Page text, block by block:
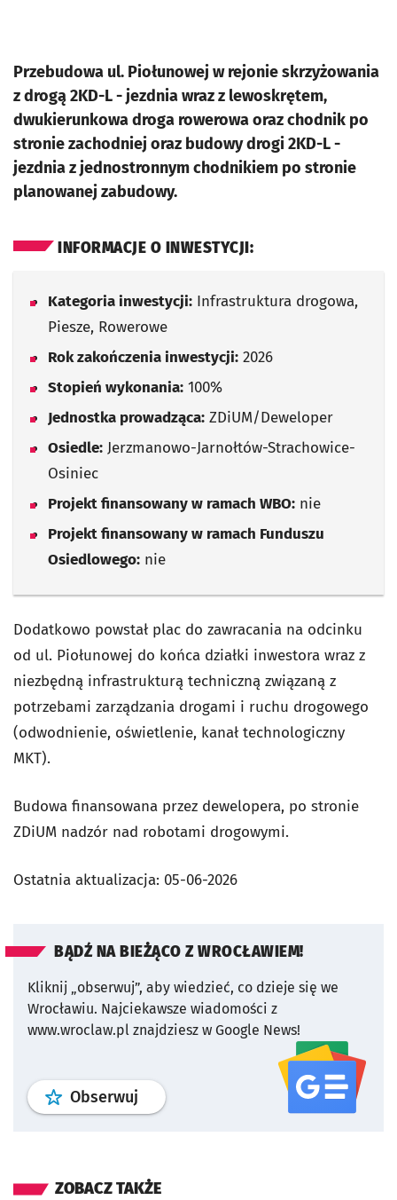
Przebudowa ul. Piołunowej w rejonie skrzyżowania
z drogą 2KD-L - jezdnia wraz z lewoskrętem,
dwukierunkowa droga rowerowa oraz chodnik po
stronie zachodniej oraz budowy drogi 2KD-L -
jezdnia z jednostronnym chodnikiem po stronie
planowanej zabudowy.
INFORMACJE O INWESTYCJI:
Kategoria inwestycji: Infrastruktura drogowa,
Piesze, Rowerowe
Rok zakończenia inwestycji: 2026
Stopień wykonania: 100%
Jednostka prowadząca: ZDiUM/Deweloper
Osiedle: Jerzmanowo-Jarnołtów-Strachowice-
Osiniec
Projekt finansowany w ramach WBO: nie
Projekt finansowany w ramach Funduszu
Osiedlowego: nie
Dodatkowo powstał plac do zawracania na odcinku
od ul. Piołunowej do końca działki inwestora wraz z
niezbędną infrastrukturą techniczną związaną z
potrzebami zarządzania drogami i ruchu drogowego
(odwodnienie, oświetlenie, kanał technologiczny
MKT).
Budowa finansowana przez dewelopera, po stronie
ZDiUM nadzór nad robotami drogowymi.
Ostatnia aktualizacja: 05-06-2026
BĄDŹ NA BIEŻĄCO Z WROCŁAWIEM!
Kliknij „obserwuj”, aby wiedzieć, co dzieje się we
Wrocławiu. Najciekawsze wiadomości z
www.wroclaw.pl znajdziesz w Google News!
Obserwuj profil serwisu
ZOBACZ TAKŻE